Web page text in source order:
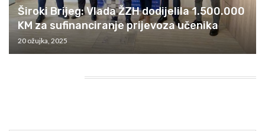
Široki Brijeg: Vlada ŽZH dodijelila 1.500.000
KM za sufinanciranje prijevoza učenika
20 ožujka, 2025